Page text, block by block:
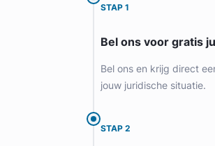
STAP 1
Bel ons voor gratis
Bel ons en krijg direct
jouw juridische situatie.
STAP 2